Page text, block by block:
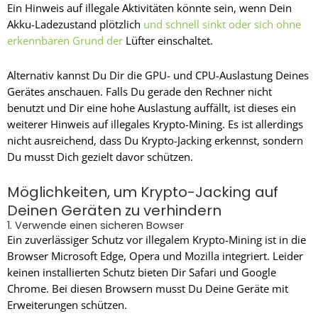
Ein Hinweis auf illegale Aktivitäten könnte sein, wenn Dein
Akku-Ladezustand plötzlich und schnell sinkt oder sich ohne
erkennbaren Grund der Lüfter einschaltet.
Alternativ kannst Du Dir die GPU- und CPU-Auslastung Deines
Gerätes anschauen. Falls Du gerade den Rechner nicht
benutzt und Dir eine hohe Auslastung auffällt, ist dieses ein
weiterer Hinweis auf illegales Krypto-Mining. Es ist allerdings
nicht ausreichend, dass Du Krypto-Jacking erkennst, sondern
Du musst Dich gezielt davor schützen.
Möglichkeiten, um Krypto-Jacking auf
Deinen Geräten zu verhindern
1. Verwende einen sicheren Bowser
Ein zuverlässiger Schutz vor illegalem Krypto-Mining ist in die
Browser Microsoft Edge, Opera und Mozilla integriert. Leider
keinen installierten Schutz bieten Dir Safari und Google
Chrome. Bei diesen Browsern musst Du Deine Geräte mit
Erweiterungen schützen.